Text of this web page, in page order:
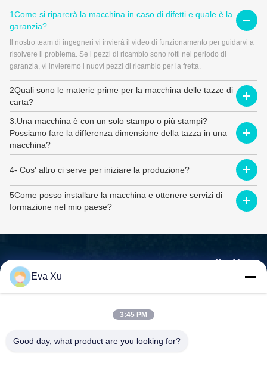
1Come si riparerà la macchina in caso di difetti e quale è la
garanzia?
Il nostro team di ingegneri vi invierà il video di funzionamento per guidarvi a
risolvere il problema. Se i pezzi di ricambio sono rotti nel periodo di
garanzia, vi invieremo i nuovi pezzi di ricambio per la fretta.
2Quali sono le materie prime per la macchina delle tazze di
carta?
3.Una macchina è con un solo stampo o più stampi?
Possiamo fare la differenza dimensione della tazza in una
macchina?
4- Cos' altro ci serve per iniziare la produzione?
5Come posso installare la macchina e ottenere servizi di
formazione nel mio paese?
Contattate MINGYUAN per saperne di più.
Non siamo solo un fornitore di macchine, siamo i vostri partner, i
Ruian, provincia dello Zhejiang - 325200 Cina
Eva Xu
3:45 PM
Good day, what product are you looking for?